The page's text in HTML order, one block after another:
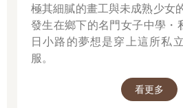
極其細膩的畫工與未成熟少女
發生在鄉下的名門女子中學・
日小路的夢想是穿上這所私
服。
看更多